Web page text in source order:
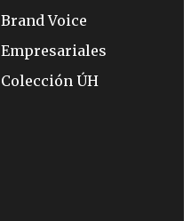
Brand Voice
Empresariales
Colección ÚH